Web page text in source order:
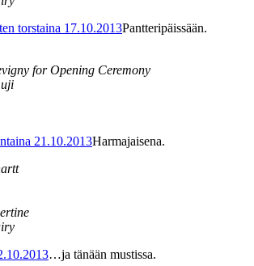
Pantteripäissään.
for Opening Ceremony
Harmajaisena.
…ja tänään mustissa.